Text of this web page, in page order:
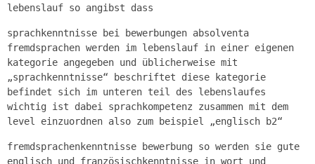
lebenslauf so angibst dass
sprachkenntnisse bei bewerbungen absolventa
fremdsprachen werden im lebenslauf in einer eigenen
kategorie angegeben und üblicherweise mit
„sprachkenntnisse“ beschriftet diese kategorie
befindet sich im unteren teil des lebenslaufes
wichtig ist dabei sprachkompetenz zusammen mit dem
level einzuordnen also zum beispiel „englisch b2“
fremdsprachenkenntnisse bewerbung so werden sie gute
englisch und französischkenntnisse in wort und